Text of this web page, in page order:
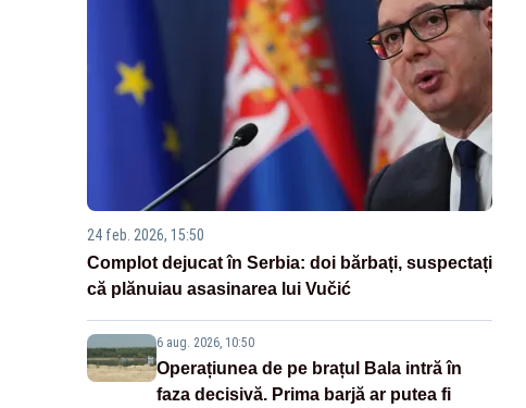
24 feb. 2026, 15:50
Complot dejucat în Serbia: doi bărbați, suspectați
că plănuiau asasinarea lui Vučić
6 aug. 2026, 10:50
Operațiunea de pe brațul Bala intră în
faza decisivă. Prima barjă ar putea fi